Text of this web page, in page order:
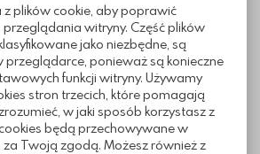
plików cookie, aby poprawić
witryny. Część plików
jako niezbędne, są
ponieważ są konieczne
funkcji witryny. Używamy
stron trzecich, które pomagają
w jaki sposób korzystasz z
będą przechowywane w
Twoją zgodą. Możesz również z